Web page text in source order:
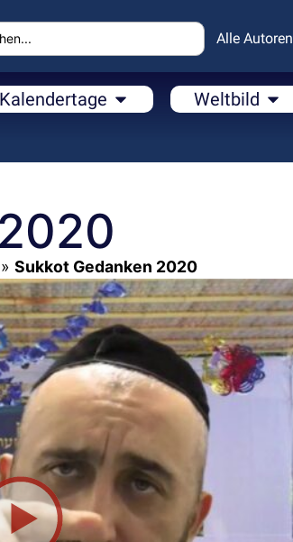
Alle Autoren
Kalendertage Weltbild
» Sukkot Gedanken 2020